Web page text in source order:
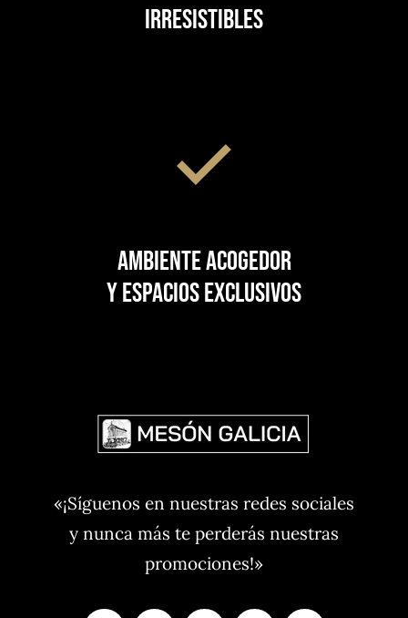
irresistibles
Ambiente acogedor
y espacios exclusivos
«¡Síguenos en nuestras redes sociales
y nunca más te perderás nuestras
promociones!»